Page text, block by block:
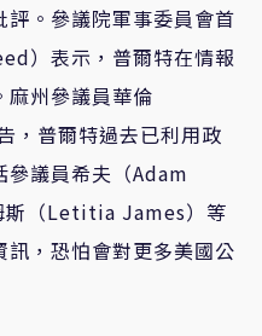
。參議院軍事委員會首
）表示，普爾特在情報
麻州參議員華倫
，普爾特過去已利用政
參議員希夫（Adam
斯（Letitia James）等
訊，恐怕會對更多美國公